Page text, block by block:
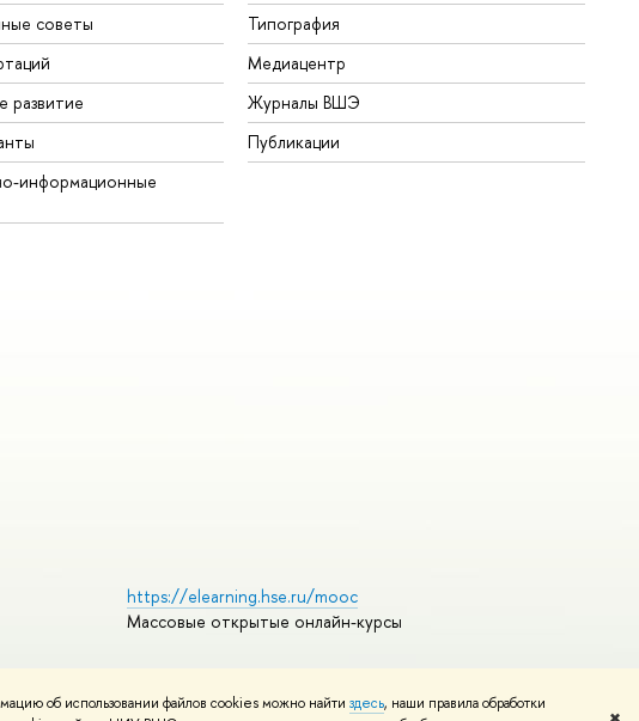
об использовании файлов cookies можно найти здесь, наши правила обработки
советы
развитие
информационные
Типография
Медиацентр
Журналы ВШЭ
Публикации
https://elearning.hse.ru/mooc
Массовые открытые онлайн-курсы
Редактору